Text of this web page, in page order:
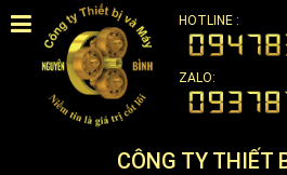
CÔNG TY THIẾT
HOTLINE :
ZALO: